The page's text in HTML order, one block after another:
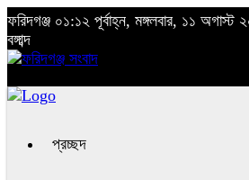
ফরিদগঞ্জ ০১:১২ পূর্বাহ্ন, মঙ্গলবার, ১১
বঙ্গাব্দ
প্রচ্ছদ